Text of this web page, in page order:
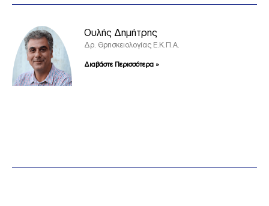
Ουλής Δημήτρης
Δρ. Θρησκειολογίας Ε.Κ.Π.Α.
Διαβάστε Περισσότερα »